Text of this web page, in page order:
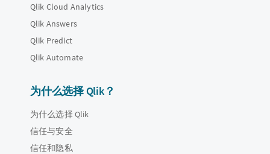
Qlik Cloud Analytics
Qlik Answers
Qlik Predict
Qlik Automate
为什么选择 Qlik？
为什么选择 Qlik
信任与安全
信任和隐私